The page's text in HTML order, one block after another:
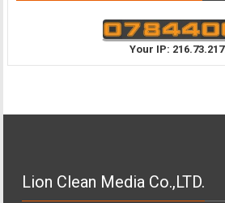
Your IP:
Lion Clean Media Co.,LTD.